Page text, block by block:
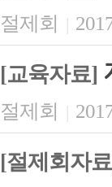
절제회 |
[교육자료]
절제회 |
[절제회자